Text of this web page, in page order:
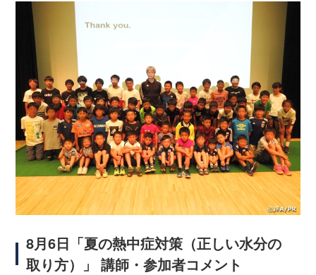
8月6日「夏の熱中症対策（正しい水分の
取り方）」 講師・参加者コメント